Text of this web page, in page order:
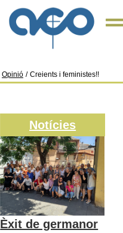
Opinió / Creients i feministes!!
Notícies
Èxit de germanor